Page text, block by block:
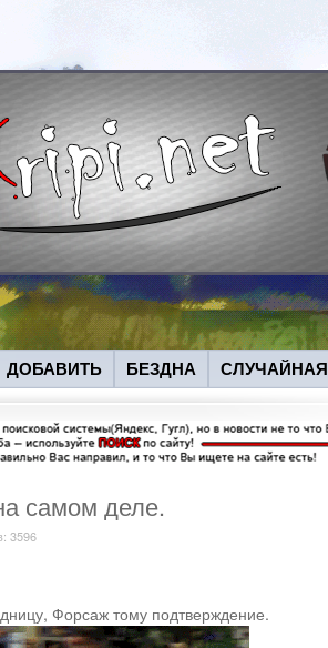
ДОБАВИТЬ БЕЗДНА СЛУЧАЙНАЯ
самом деле.
3596
Форсаж тому подтверждение.